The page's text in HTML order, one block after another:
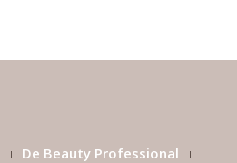
De Beauty Professional